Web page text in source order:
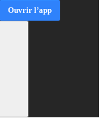
Ouvrir l’app